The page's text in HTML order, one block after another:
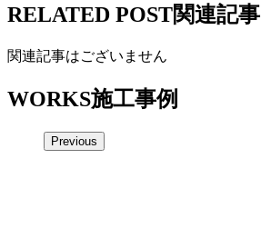
RELATED POST関連記事
関連記事はございません
WORKS施工事例
Previous